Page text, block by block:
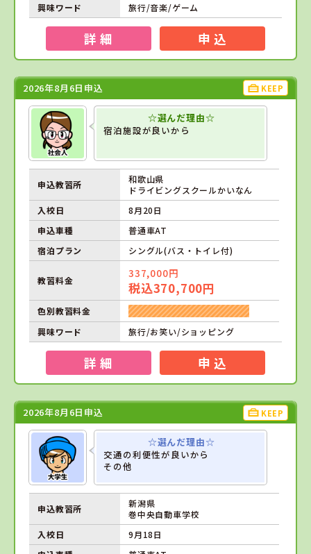
興味ワード
旅行/音楽/ゲーム
詳 細 申 込
2026年8月6日申込 KEEP
☆選んだ理由☆
宿泊施設が良いから
申込教習所
和歌山県
ドライビングスクールかいなん
入校日
8月20日
申込車種
普通車AT
宿泊プラン
シングル(バス・トイレ付)
教習料金
337,000円
税込370,700円
色別教習料金
興味ワード
旅行/お笑い/ショッピング
詳 細 申 込
2026年8月6日申込 KEEP
☆選んだ理由☆
交通の利便性が良いから
その他
申込教習所
新潟県
巻中央自動車学校
入校日
9月18日